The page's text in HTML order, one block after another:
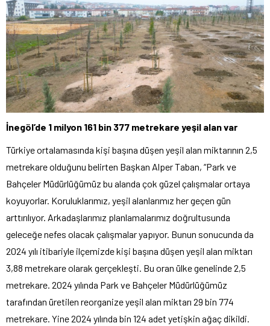
İnegöl’de 1 milyon 161 bin 377 metrekare yeşil alan var
Türkiye ortalamasında kişi başına düşen yeşil alan miktarının 2,5
metrekare olduğunu belirten Başkan Alper Taban, “Park ve
Bahçeler Müdürlüğümüz bu alanda çok güzel çalışmalar ortaya
koyuyorlar. Koruluklarımız, yeşil alanlarımız her geçen gün
arttırılıyor. Arkadaşlarımız planlamalarımız doğrultusunda
geleceğe nefes olacak çalışmalar yapıyor. Bunun sonucunda da
2024 yılı itibariyle ilçemizde kişi başına düşen yeşil alan miktarı
3,88 metrekare olarak gerçekleşti. Bu oran ülke genelinde 2,5
metrekare. 2024 yılında Park ve Bahçeler Müdürlüğümüz
tarafından üretilen reorganize yeşil alan miktarı 29 bin 774
metrekare. Yine 2024 yılında bin 124 adet yetişkin ağaç dikildi.